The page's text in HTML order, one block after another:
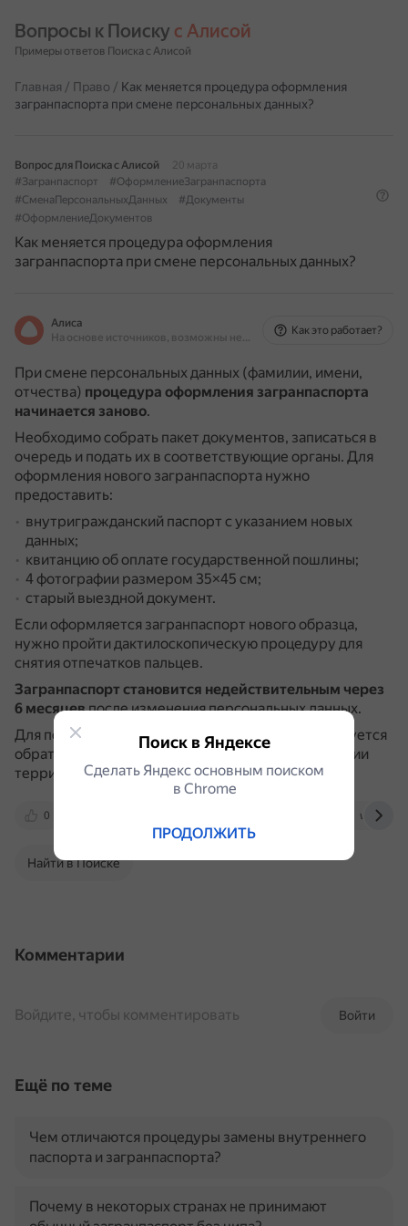
Вопросы к Поиску с Алисой
Примеры ответов Поиска с Алисой
Главная / Право / Как меняется процедура оформления
загранпаспорта при смене персональных данных?
Вопрос для Поиска с Алисой
20 марта
#Загранпаспорт
#ОформлениеЗагранпаспорта
#СменаПерсональныхДанных
#Документы
#ОформлениеДокументов
Как меняется процедура оформления
загранпаспорта при смене персональных данных?
Алиса
На основе источников, возможны неточности
Как это работает?
При смене персональных данных (фамилии, имени,
отчества) процедура оформления загранпаспорта
начинается заново.
Необходимо собрать пакет документов, записаться в
очередь и подать их в соответствующие органы. Для
оформления нового загранпаспорта нужно
предоставить:
внутригражданский паспорт с указанием новых
данных;
квитанцию об оплате государственной пошлины;
4 фотографии размером 35×45 см;
старый выездной документ.
Если оформляется загранпаспорт нового образца,
нужно пройти дактилоскопическую процедуру для
снятия отпечатков пальцев.
Загранпаспорт становится недействительным через
6 месяцевпосле изменения персональных данных.
Для получения нового загранпаспорта рекомендуется
обратиться в подразделения по вопросам миграции
территориальных органов МВД России.
0
Найти в Поиске
Комментарии
Войти
Войдите, чтобы комментировать
Ещё по теме
Чем отличаются процедуры замены внутреннего
паспорта и загранпаспорта?
Почему в некоторых странах не принимают
Поиск в Яндексе
Сделать Яндекс основным поиском
в Сhrome
ПРОДОЛЖИТЬ